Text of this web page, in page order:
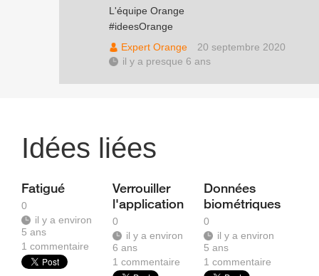
L'équipe Orange
#ideesOrange
Expert Orange
20 septembre 2020
il y a presque 6 ans
Idées liées
Fatigué
0
il y a environ
5 ans
1 commentaire
Verrouiller
l'application
0
il y a environ
6 ans
1commentaire
Données
biométriques
0
il y a environ
5 ans
1commentaire